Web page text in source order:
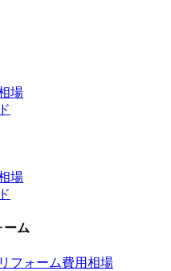
場
場
ーム
フォーム費用相場